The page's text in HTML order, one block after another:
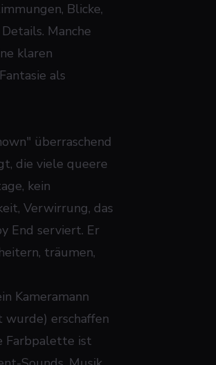
Blicke,
Manche
klaren
als
überraschend
die viele queere
kein
Verwirrung, das
End serviert. Er
träumen,
Kameramann
erschaffen
Farbpalette ist